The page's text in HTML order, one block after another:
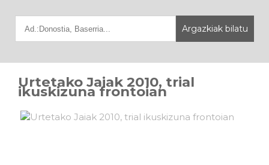
Urtetako Jaiak 2010, trial
ikuskizuna frontoian